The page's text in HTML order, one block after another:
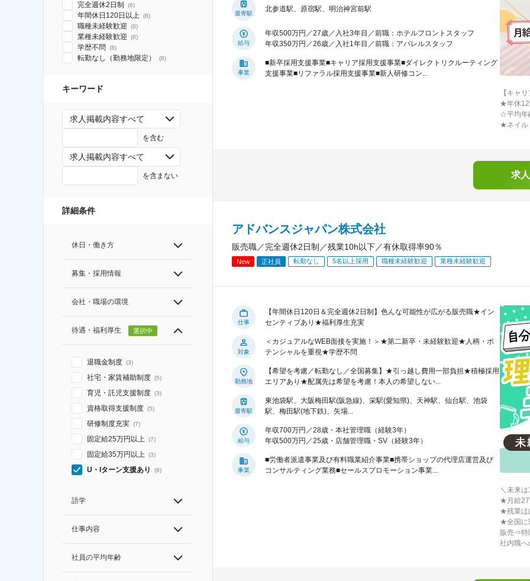
完全週休2日制 (8)
年間休日120日以上 (8)
職種未経験歓迎 (8)
業種未経験歓迎 (8)
学歴不問 (8)
転勤なし（勤務地限定） (8)
キーワード
求人掲載内容すべて
を含む
求人掲載内容すべて
を含まない
詳細条件
休日・働き方
募集・採用情報
会社・職場の環境
待遇・福利厚生 選択中
退職金制度 (3)
社宅・家賃補助制度 (5)
育児・託児支援制度 (3)
資格取得支援制度 (5)
研修制度充実 (7)
固定給25万円以上 (7)
固定給35万円以上 (3)
U・Iターン支援あり (8)
語学
仕事内容
社員の平均年齢
最寄駅
北参道駅、原宿駅、明治神宮前駅
給与
年収500万円／27歳／入社3年目／前職：ホテルフロントスタッフ
年収350万円／26歳／入社1年目／前職：アパレルスタッフ
事業
■新卒採用支援事業■キャリア採用支援事業■ダイレクトリクルーティング
支援事業■リファラル採用支援事業■新人研修コン...
【キャ
★年休
☆平均年
★ネイル
求
アドバンスジャパン株式会社
販売職／完全週休2日制／残業10h以下／有休取得率90％
New 正社員 転勤なし 5名以上採用 職種未経験歓迎 業種未経験歓迎
仕事
【年間休日120日＆完全週休2日制】色んな可能性が広がる販売職★イン
センティブあり★福利厚生充実
対象
＜カジュアルなWEB面接を実施！＞★第二新卒・未経験歓迎★人柄・ポ
テンシャルを重視★学歴不問
勤務地
【希望を考慮／転勤なし／全国募集】★引っ越し費用一部負担★積極採用
エリアあり★配属先は希望を考慮！本人の希望しない...
最寄駅
東池袋駅、大阪梅田駅(阪急線)、栄駅(愛知県)、天神駅、仙台駅、池袋
駅、梅田駅(地下鉄)、矢場...
給与
年収700万円／28歳・本社管理職（経験3年）
年収500万円／25歳・店舗管理職・SV（経験3年）
事業
■労働者派遣事業及び有料職業紹介事業■携帯ショップの代理店運営及び
コンサルティング業務■セールスプロモーション事業...
＼未来
★月給27
★残業ほ
★全国に
販売⇒特
社内職へ